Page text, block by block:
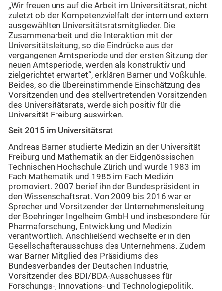
„Wir freuen uns auf die Arbeit im Universitätsrat, nicht
zuletzt ob der Kompetenzvielfalt der intern und extern
ausgewählten Universitätsratsmitglieder. Die
Zusammenarbeit und die Interaktion mit der
Universitätsleitung, so die Eindrücke aus der
vergangenen Amtsperiode und der ersten Sitzung der
neuen Amtsperiode, werden als konstruktiv und
zielgerichtet erwartet“, erklären Barner und Voßkuhle.
Beides, so die übereinstimmende Einschätzung des
Vorsitzenden und des stellvertretenden Vorsitzenden
des Universitätsrats, werde sich positiv für die
Universität Freiburg auswirken.
Seit 2015 im Universitätsrat
Andreas Barner studierte Medizin an der Universität
Freiburg und Mathematik an der Eidgenössischen
Technischen Hochschule Zürich und wurde 1983 im
Fach Mathematik und 1985 im Fach Medizin
promoviert. 2007 berief ihn der Bundespräsident in
den Wissenschaftsrat. Von 2009 bis 2016 war er
Sprecher und Vorsitzender der Unternehmensleitung
der Boehringer Ingelheim GmbH und insbesondere für
Pharmaforschung, Entwicklung und Medizin
verantwortlich. Anschließend wechselte er in den
Gesellschafterausschuss des Unternehmens. Zudem
war Barner Mitglied des Präsidiums des
Bundesverbandes der Deutschen Industrie,
Vorsitzender des BDI/BDA-Ausschusses für
Forschungs-, Innovations- und Technologiepolitik.